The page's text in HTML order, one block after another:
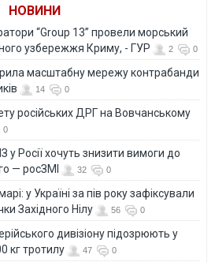
НОВИНИ
“Group 13” провели морський
узбережжя Криму, - ГУР
2 0
масштабну мережу контрабанди
14 0
російських ДРГ на Вовчанському
0
у Росії хочуть знизити вимоги до
— росЗМІ
32 0
у Україні за пів року зафіксували
Західного Нілу
56 0
дивізіону підозрюють у
кг тротилу
47 0